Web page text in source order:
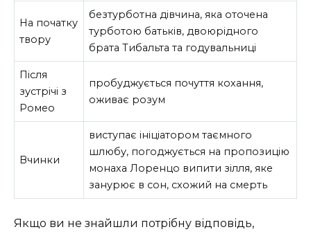
На початку
твору
безтурботна дівчина, яка оточена
турботою батьків, двоюрідного
брата Тибальта та годувальниці
Після
зустрічі з
Ромео
пробуджується почуття кохання,
оживає розум
Вчинки
виступає ініціатором таємного
шлюбу, погоджується на пропозицію
монаха Лоренцо випити зілля, яке
занурює в сон, схожий на смерть
Якщо ви не знайшли потрібну відповідь,